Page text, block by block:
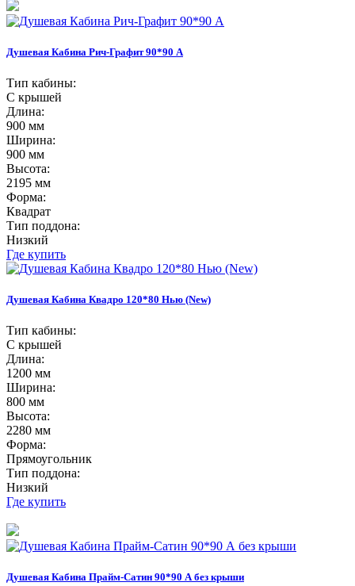
Душевая Кабина Рич-Графит 90*90 А
Тип кабины:
С крышей
Длина:
900 мм
Ширина:
900 мм
Высота:
2195 мм
Форма:
Квадрат
Тип поддона:
Низкий
Где купить
Душевая Кабина Квадро 120*80 Нью (New)
Тип кабины:
С крышей
Длина:
1200 мм
Ширина:
800 мм
Высота:
2280 мм
Форма:
Прямоугольник
Тип поддона:
Низкий
Где купить
Душевая Кабина Прайм-Сатин 90*90 А без крыши